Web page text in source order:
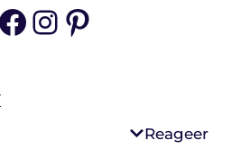
Facebook
Instagram
Pinterest
Reageer